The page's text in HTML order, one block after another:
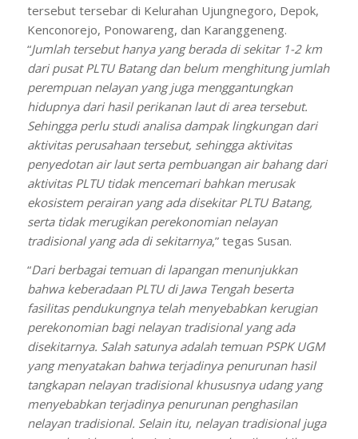
tersebut tersebar di Kelurahan Ujungnegoro, Depok,
Kenconorejo, Ponowareng, dan Karanggeneng.
“Jumlah tersebut hanya yang berada di sekitar 1-2 km
dari pusat PLTU Batang dan belum menghitung jumlah
perempuan nelayan yang juga menggantungkan
hidupnya dari hasil perikanan laut di area tersebut.
Sehingga perlu studi analisa dampak lingkungan dari
aktivitas perusahaan tersebut, sehingga aktivitas
penyedotan air laut serta pembuangan air bahang dari
aktivitas PLTU tidak mencemari bahkan merusak
ekosistem perairan yang ada disekitar PLTU Batang,
serta tidak merugikan perekonomian nelayan
tradisional yang ada di sekitarnya,” tegas Susan.
“Dari berbagai temuan di lapangan menunjukkan
bahwa keberadaan PLTU di Jawa Tengah beserta
fasilitas pendukungnya telah menyebabkan kerugian
perekonomian bagi nelayan tradisional yang ada
disekitarnya. Salah satunya adalah temuan PSPK UGM
yang menyatakan bahwa terjadinya penurunan hasil
tangkapan nelayan tradisional khususnya udang yang
menyebabkan terjadinya penurunan penghasilan
nelayan tradisional. Selain itu, nelayan tradisional juga